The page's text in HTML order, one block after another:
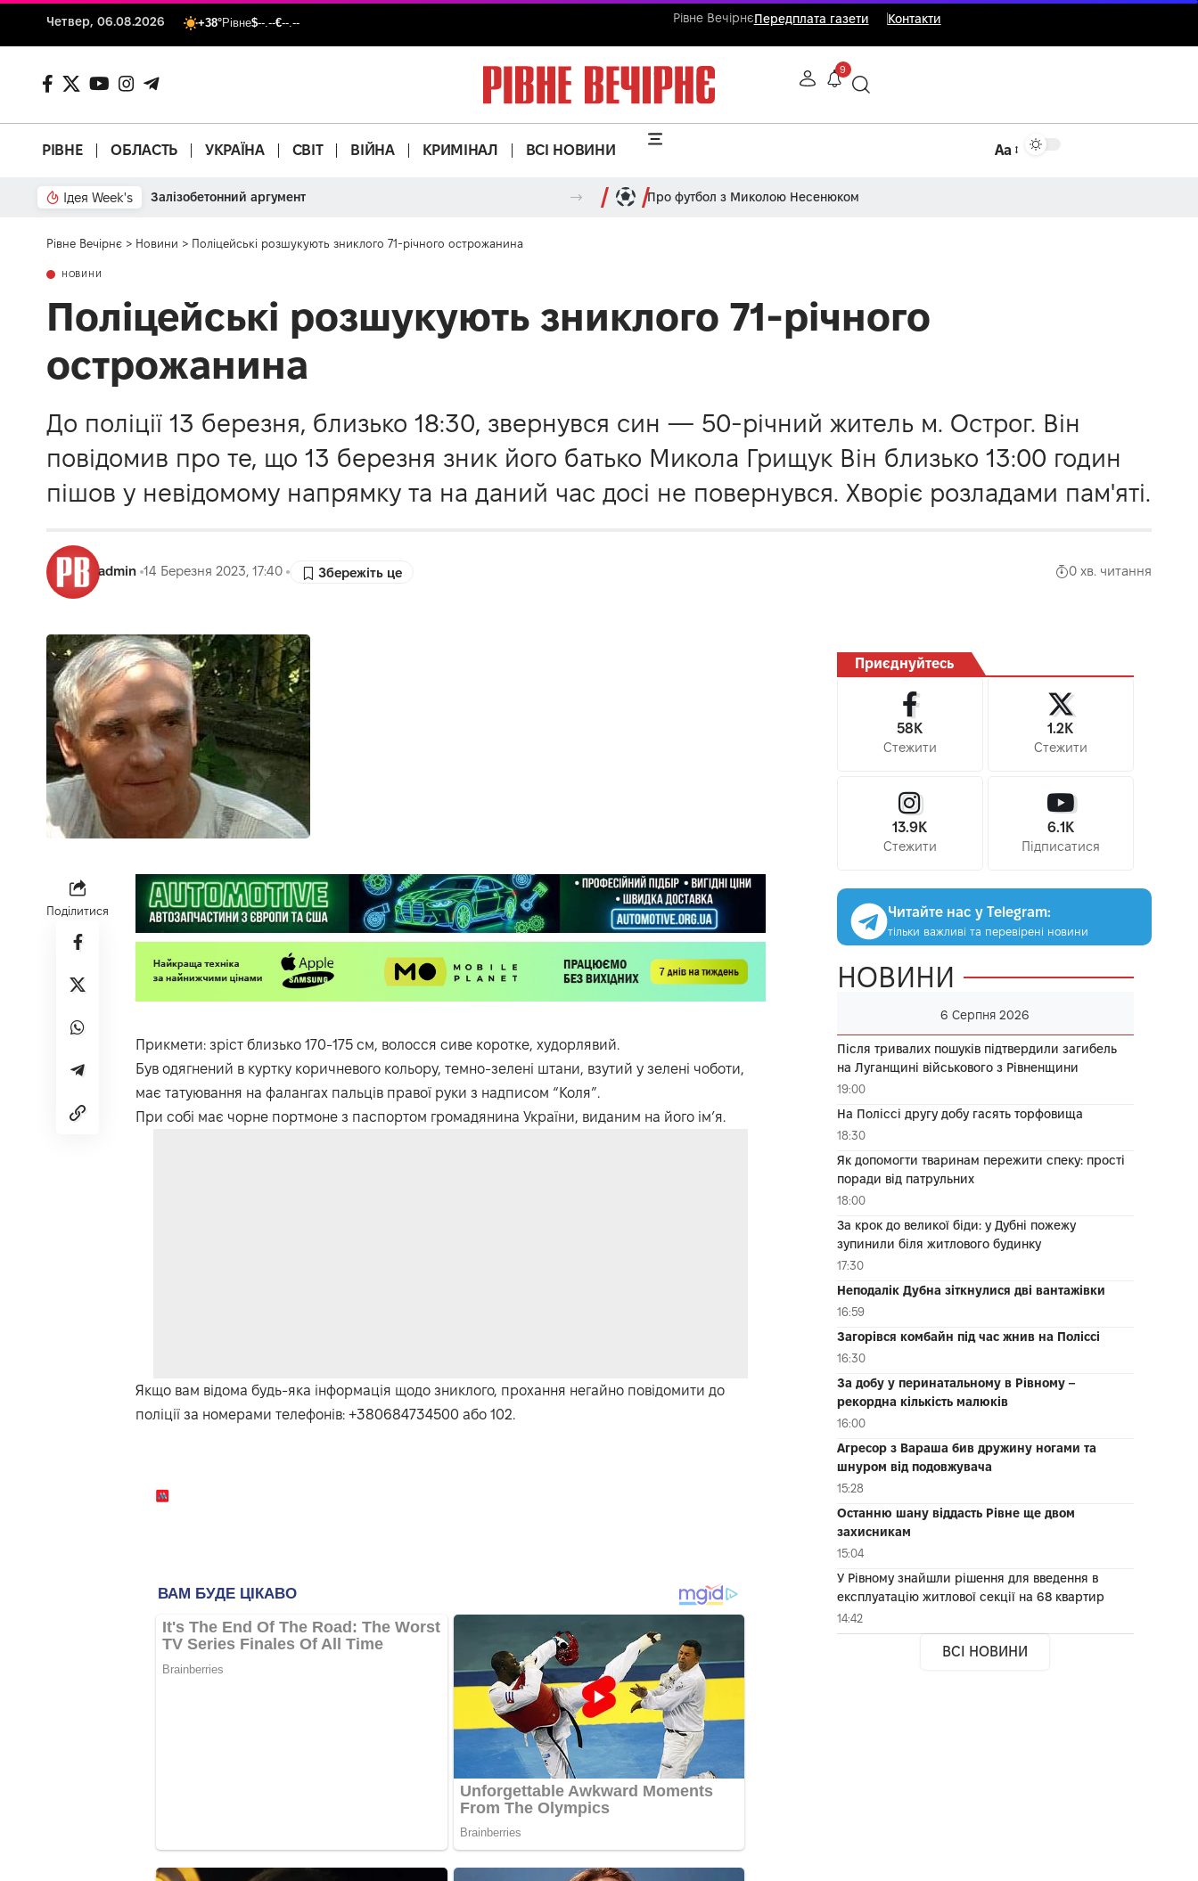
Четвер, 06.08.2026 +38°Рівне$--.--€--.-- Рівне ВечірнєПередплата газети Контакти
9
РІВНЕ ОБЛАСТЬ УКРАЇНА СВІТ ВІЙНА КРИМІНАЛ ВСІ НОВИНИ Аа
Ідея Week's Залізобетонний аргумент Про футбол з Миколою Несенюком
Рівне Вечірнє > Новини > Поліцейські розшукують зниклого 71-річного острожанина
НОВИНИ
Поліцейські розшукують зниклого 71-річного
острожанина
До поліції 13 березня, близько 18:30, звернувся син — 50-річний житель м. Острог. Він
повідомив про те, що 13 березня зник його батько Микола Грищук Він близько 13:00 годин
пішов у невідомому напрямку та на даний час досі не повернувся. Хворіє розладами пам'яті.
admin 14 Березня 2023, 17:40 0 хв. читання
Поділитися
Прикмети: зріст близько 170-175 см, волосся сиве коротке, худорлявий.
Був одягнений в куртку коричневого кольору, темно-зелені штани, взутий у зелені чоботи,
має татуювання на фалангах пальців правої руки з надписом “Коля”.
При собі має чорне портмоне з паспортом громадянина України, виданим на його ім’я.
Якщо вам відома будь-яка інформація щодо зниклого, прохання негайно повідомити до
поліції за номерами телефонів: +380684734500 або 102.
Приєднуйтесь
58K
Стежити
1.2K
Стежити
13.9K
Стежити
6.1K
Підписатися
Читайте нас у Telegram:
тільки важливі та перевірені новини
НОВИНИ
6 Серпня 2026
Після тривалих пошуків підтвердили загибель
на Луганщині військового з Рівненщини
19:00
На Поліссі другу добу гасять торфовища
18:30
Як допомогти тваринам пережити спеку: прості
поради від патрульних
18:00
За крок до великої біди: у Дубні пожежу
зупинили біля житлового будинку
17:30
Неподалік Дубна зіткнулися дві вантажівки
16:59
Загорівся комбайн під час жнив на Поліссі
16:30
За добу у перинатальному в Рівному –
рекордна кількість малюків
16:00
Агресор з Вараша бив дружину ногами та
шнуром від подовжувача
15:28
Останню шану віддасть Рівне ще двом
захисникам
15:04
У Рівному знайшли рішення для введення в
експлуатацію житлової секції на 68 квартир
14:42
ВСІ НОВИНИ